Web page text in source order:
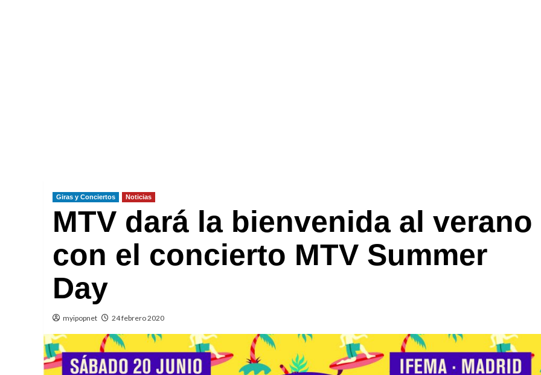
Giras y Conciertos Noticias
MTV dará la bienvenida al verano
con el concierto MTV Summer
Day
myipopnet 24 febrero 2020